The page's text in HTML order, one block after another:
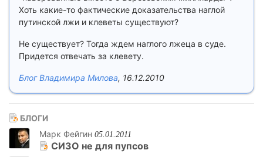
Хоть какие-то фактические доказательства наглой
путинской лжи и клеветы существуют?
Не существует? Тогда ждем наглого лжеца в суде.
Придется отвечать за клевету.
Блог Владимира Милова, 16.12.2010
БЛОГИ
Марк Фейгин 05.01.2011
СИЗО не для пупсов